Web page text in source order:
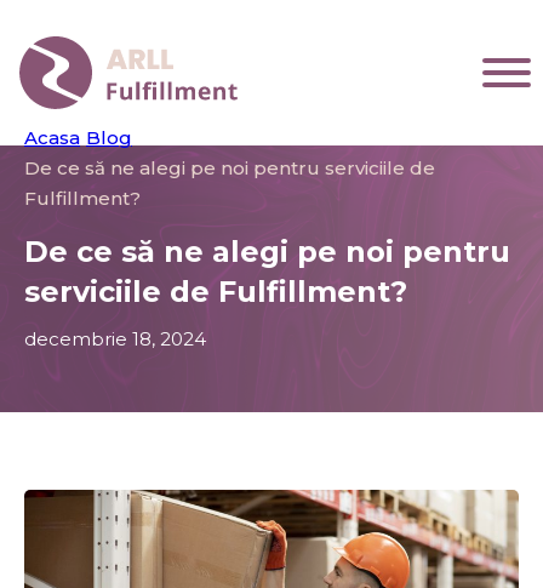
Acasa Blog
De ce să ne alegi pe noi pentru serviciile de
Fulfillment?
De ce să ne alegi pe noi pentru
serviciile de Fulfillment?
decembrie 18, 2024